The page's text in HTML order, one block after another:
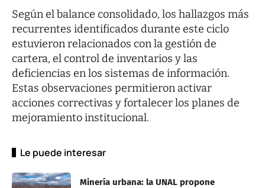
Según el balance consolidado, los hallazgos más
recurrentes identificados durante este ciclo
estuvieron relacionados con la gestión de
cartera, el control de inventarios y las
deficiencias en los sistemas de información.
Estas observaciones permitieron activar
acciones correctivas y fortalecer los planes de
mejoramiento institucional.
Le puede interesar
Minería urbana: la UNAL propone